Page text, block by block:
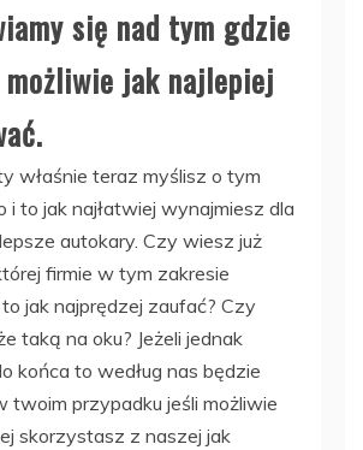
się nad tym gdzie
możliwie jak najlepiej
właśnie teraz myślisz o tym
i to jak najłatwiej wynajmiesz dla
autokary. Czy wiesz już
firmie w tym zakresie
jak najprędzej zaufać? Czy
taką na oku? Jeżeli jednak
końca to według nas będzie
twoim przypadku jeśli możliwie
skorzystasz z naszej jak